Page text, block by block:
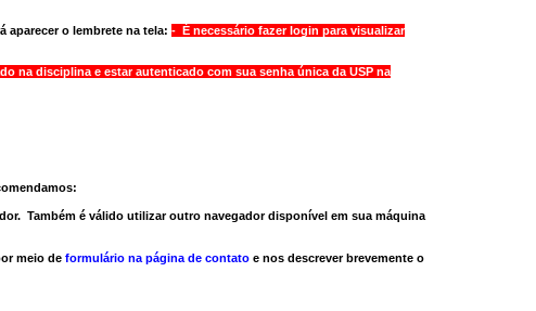
aparecer o lembrete na tela: - É necessário fazer login para visualizar
na disciplina e estar autenticado com sua senha única da USP na
Também é válido utilizar outro navegadordisponível em sua máquina
meio de formulário na página de contato e nos descrever brevemente o